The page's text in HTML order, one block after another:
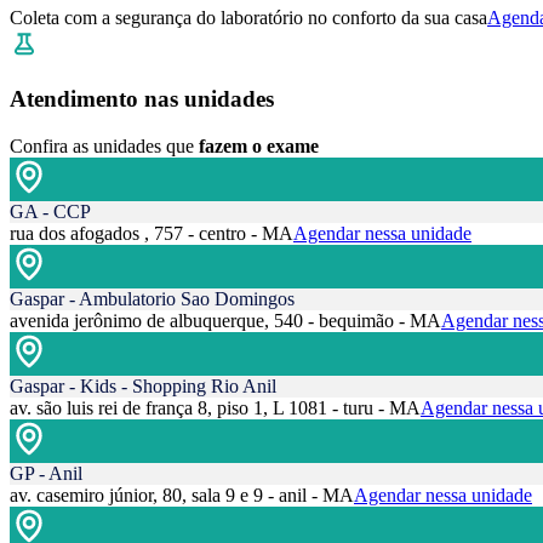
Coleta com a segurança do laboratório no conforto da sua casa
Atendimento nas unidades
Confira as unidades que fazem o exame
GA - CCP
rua dos afogados , 757 - centro - MAAgendar nessa unidade
Gaspar - Ambulatorio Sao Domingos
avenida jerônimo de albuquerque, 540 - bequimão - MAAgendar
Gaspar - Kids - Shopping Rio Anil
av. são luis rei de frança 8, piso 1, L 1081 - turu - MAAgendar nessa
GP - Anil
av. casemiro júnior, 80, sala 9 e 9 - anil - MAAgendar nessa unidade